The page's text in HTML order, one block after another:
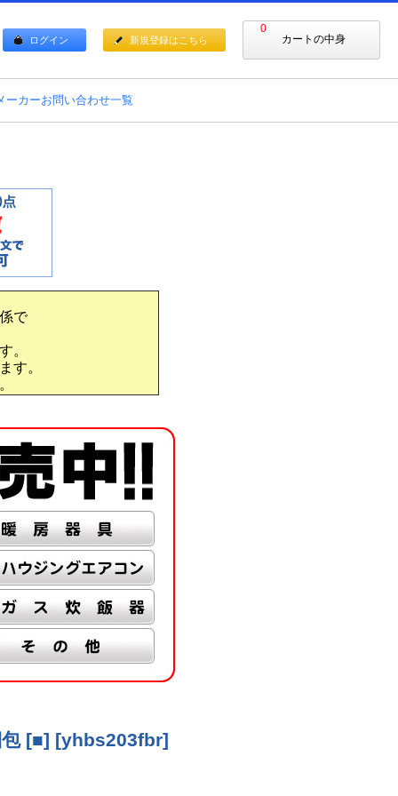
0
カートの中身
ログイン 新規登録はこちら
ーカーお問い合わせ一覧
で
。
す。
[■] [yhbs203fbr]